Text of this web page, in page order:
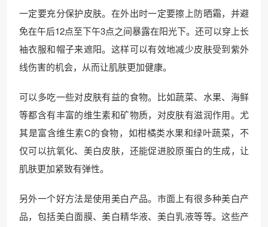
一定要充分保护皮肤。在外出时一定要擦上防晒霜，并避
免在午后12点至下午3点之间暴露在阳光下。还可以穿上长
袖衣服和帽子来遮阳。这样可以有效地减少皮肤受到紫外
线伤害的机会，从而让肌肤更加健康。
可以多吃一些对皮肤有益的食物。比如蔬菜、水果、海鲜
等都含有丰富的维生素和矿物质，对皮肤有滋润作用。尤
其是富含维生素C的食物，如柑橘类水果和绿叶蔬菜，不
仅可以抗氧化、美白皮肤，还能促进胶原蛋白的生成，让
肌肤更加紧致有弹性。
另外一个好方法是使用美白产品。市面上有很多种美白产
品，包括美白面膜、美白精华液、美白乳液等等。这些产